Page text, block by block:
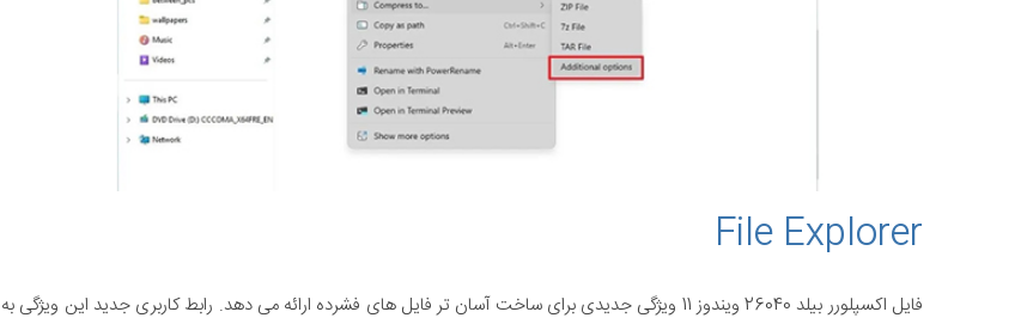
File Explorer
فایل اکسپلورر بیلد 26040 ویندوز 11 ویژگی جدیدی برای ساخت آسان تر فایل های فشرده ارائه می دهد. رابط کاربری جدید این ویژگی به